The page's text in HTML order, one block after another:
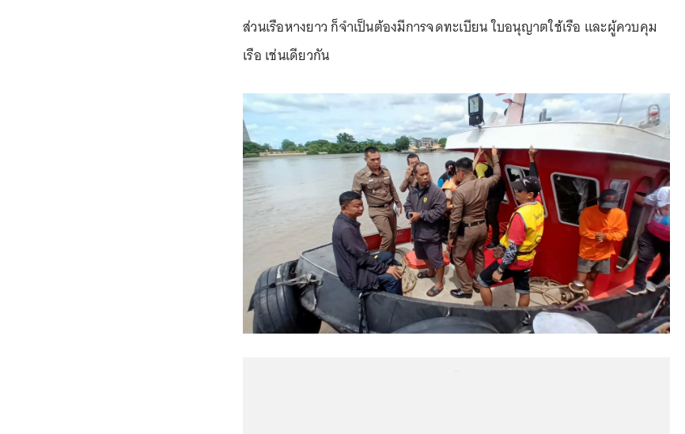
ส่วนเรือหางยาว ก็จำเป็นต้องมีการจดทะเบียน ใบอนุญาตใช้เรือ และผู้ควบคุม
เรือ เช่นเดียวกัน